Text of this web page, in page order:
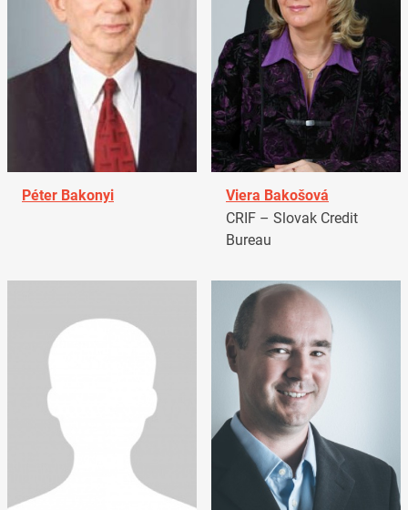
Péter Bakonyi
Viera Bakošová
CRIF – Slovak Credit
Bureau